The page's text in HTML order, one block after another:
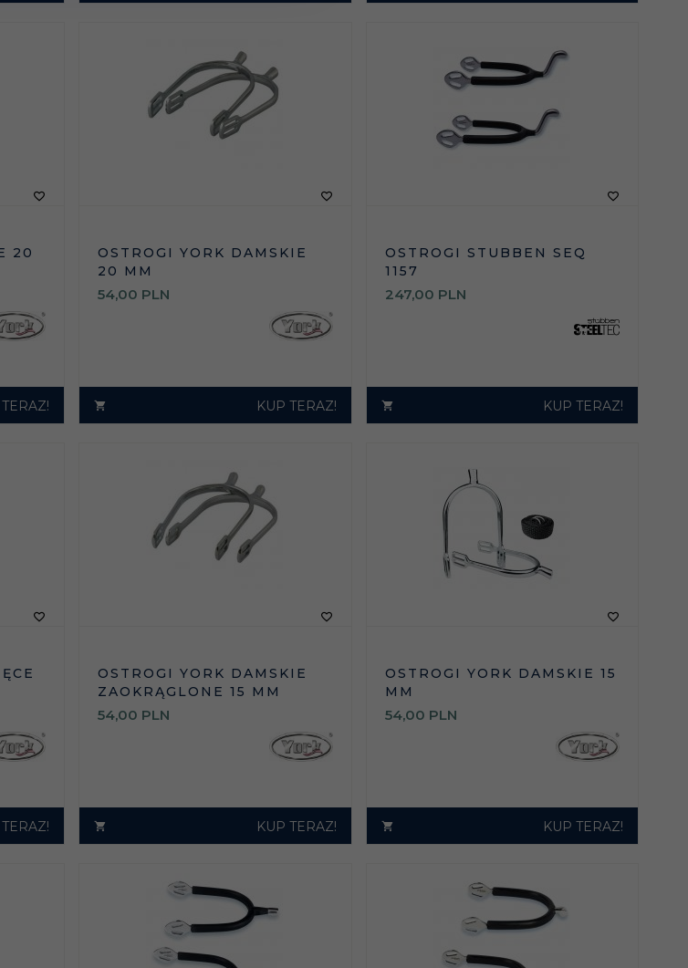
20
OSTROGI YORK DAMSKIE
20 MM
54,00 PLN
KUP TERAZ!
OSTROGI STUBBEN SEQ
1157
247,00 PLN
KUP TERAZ!
OSTROGI YORK DAMSKIE
ZAOKRĄGLONE 15 MM
54,00 PLN
KUP TERAZ!
OSTROGI YORK DAMSKIE 15
MM
54,00 PLN
KUP TERAZ!